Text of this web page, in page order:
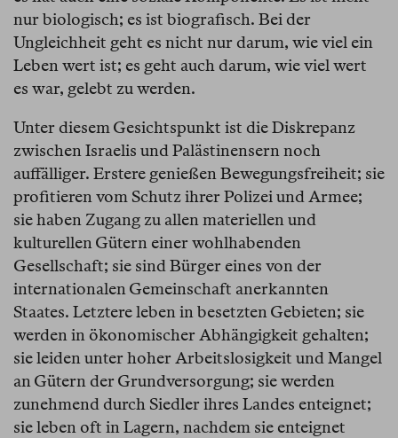
nur biologisch; es ist biografisch. Bei der
Ungleichheit geht es nicht nur darum, wie viel ein
Leben wert ist; es geht auch darum, wie viel wert
es war, gelebt zu werden.
Unter diesem Gesichtspunkt ist die Diskrepanz
zwischen Israelis und Palästinensern noch
auffälliger. Erstere genießen Bewegungsfreiheit; sie
profitieren vom Schutz ihrer Polizei und Armee;
sie haben Zugang zu allen materiellen und
kulturellen Gütern einer wohlhabenden
Gesellschaft; sie sind Bürger eines von der
internationalen Gemeinschaft anerkannten
Staates. Letztere leben in besetzten Gebieten; sie
werden in ökonomischer Abhängigkeit gehalten;
sie leiden unter hoher Arbeitslosigkeit und Mangel
an Gütern der Grundversorgung; sie werden
zunehmend durch Siedler ihres Landes enteignet;
sie leben oft in Lagern, nachdem sie enteignet